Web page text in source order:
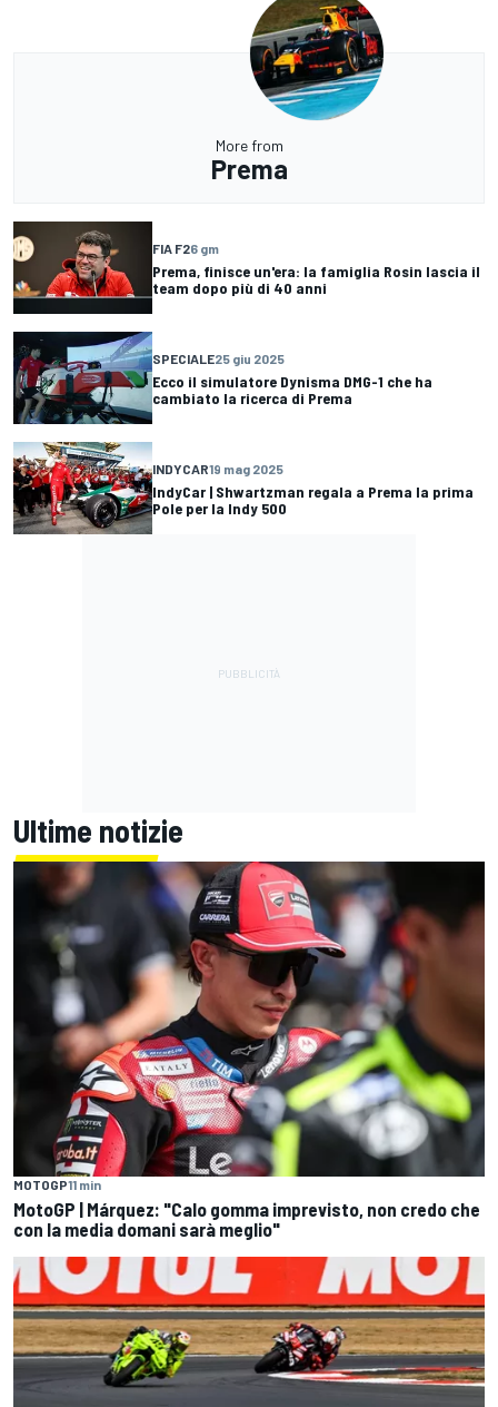
More from
Prema
FIA F26 gm
Prema, finisce un'era: la famiglia Rosin lascia il
team dopo più di 40 anni
SPECIALE25 giu 2025
Ecco il simulatore Dynisma DMG-1 che ha
cambiato la ricerca di Prema
INDYCAR19 mag 2025
IndyCar | Shwartzman regala a Prema la prima
Pole per la Indy 500
Ultime notizie
MOTOGP11 min
MotoGP | Márquez: "Calo gomma imprevisto, non credo che
con la media domani sarà meglio"